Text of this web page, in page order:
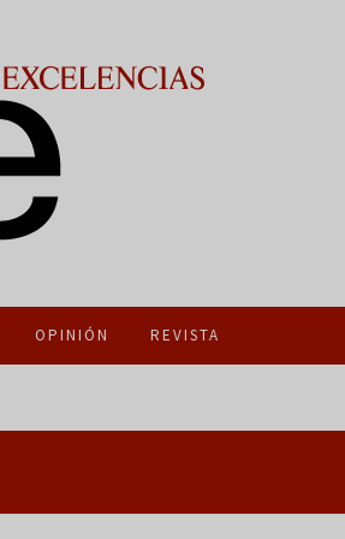
OPINIÓN REVISTA